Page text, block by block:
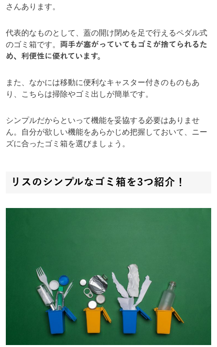
さんあります。
代表的なものとして、蓋の開け閉めを足で行えるペダル式
のゴミ箱です。 両手が塞がっていてもゴミが捨てられるた
め、利便性に優れています。
また、なかには移動に便利なキャスター付きのものもあ
り、こちらは掃除やゴミ出しが簡単です。
シンプルだからといって機能を妥協する必要はありませ
ん。自分が欲しい機能をあらかじめ把握しておいて、ニー
ズに合ったゴミ箱を選びましょう。
リスのシンプルなゴミ箱を3つ紹介！